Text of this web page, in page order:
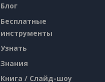
Блог
Бесплатные
инструменты
Узнать
Знания
Книга / Слайд-шоу